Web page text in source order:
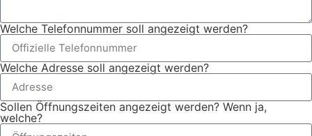
Welche Telefonnummer soll angezeigt werden?
Welche Adresse soll angezeigt werden?
Sollen Öffnungszeiten angezeigt werden? Wenn ja,
welche?